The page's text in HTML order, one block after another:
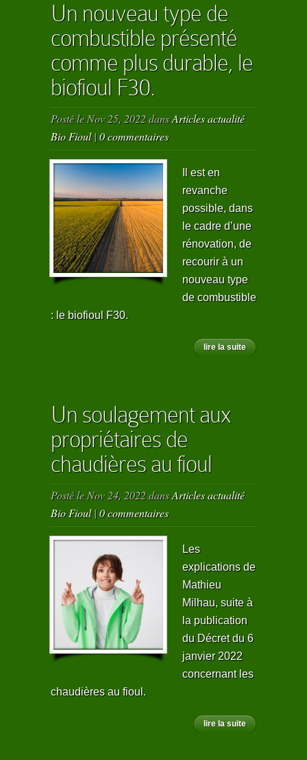
Un nouveau type de
combustible présenté
comme plus durable, le
biofioul F30.
Posté le Nov 25, 2022 dansArticles actualité
Bio Fioul|0 commentaires
Il est en
revanche
possible, dans
le cadre d’une
rénovation, de
recourir à un
nouveau type
de combustible
: le biofioul F30.
lire la suite
Un soulagement aux
propriétaires de
chaudières au fioul
Posté le Nov 24, 2022 dansArticles actualité
Bio Fioul|0 commentaires
Les
explications de
Mathieu
Milhau, suite à
la publication
du Décret du 6
janvier 2022
concernant les
chaudières au fioul.
lire la suite